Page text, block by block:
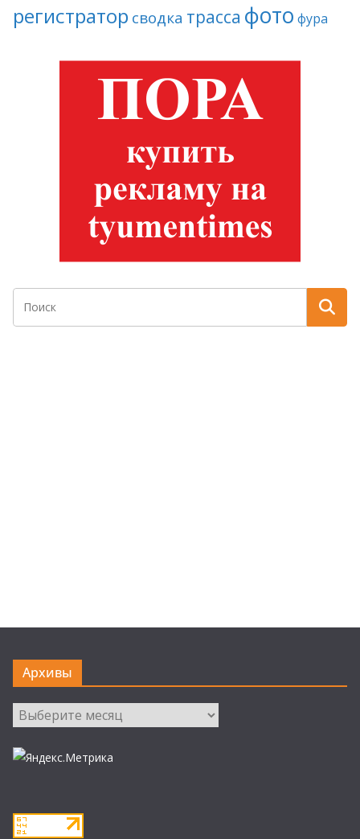
регистратор сводка трасса фото фура
Архивы
Архивы